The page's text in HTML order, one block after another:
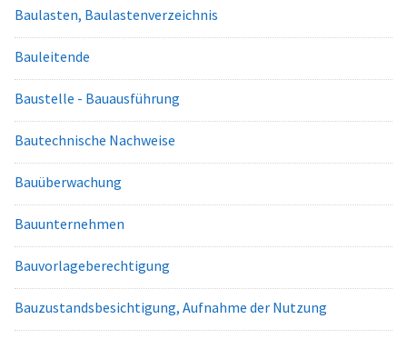
Baulasten, Baulastenverzeichnis
Bauleitende
Baustelle - Bauausführung
Bautechnische Nachweise
Bauüberwachung
Bauunternehmen
Bauvorlageberechtigung
Bauzustandsbesichtigung, Aufnahme der Nutzung